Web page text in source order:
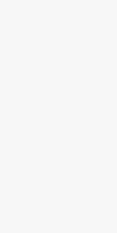
话】华住集团
靠规模取胜，华